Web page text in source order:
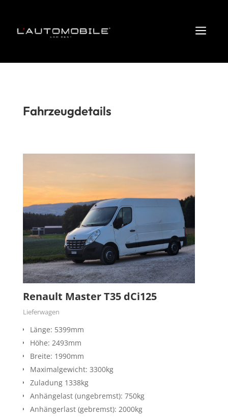
a
Fahrzeugdetails
Renault Master T35 dCi125
Lieferwagen
Länge: 5399mm
Höhe: 2493mm
Breite: 1990mm
Maximalgewicht: 3300kg
Zuladung 1338kg
Anhängelast (ungebremst): 750kg
Anhängerlast (gebremst): 2000kg